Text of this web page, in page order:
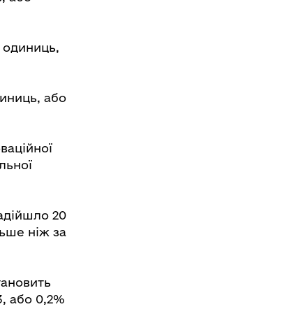
одиниць,
або
20
ніж за
або 0,2%